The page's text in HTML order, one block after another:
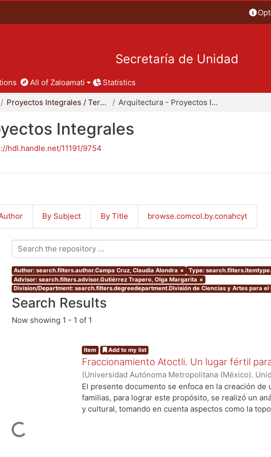
Secretaría de Unidad
All of Zaloamati Statistics
Proyectos Integrales / Terminales - Licenciatura Arquitectura - Proyectos Integrales
Integrales
hdl.handle.net/11191/9754
By Subject By Title browse.comcol.by.conahcyt
Author: search.filters.author.Campa Cruz, Claudia Alondra × Type:
Advisor: search.filters.advisor.Gutiérrez Trapero, Olga Margarita ×
Division/Department: search.filters.degreedepartment.División de Ciencias y Artes para el
Search Results
Now showing 1 - 1 of 1
Loading...
Item Add to my list
Fraccionamiento Atoctli. Un lugar fértil
(Universidad Autónoma Metropolitana (México).
de Servicios de Información.,2023-06-30)Campa
Lozada, Jazmín Adriana; Chávez Jiménez, Marisol
El presente documento se enfoca en la creación de
familias, para lograr este propósito, se realizó un
y cultural, tomando en cuenta aspectos como la